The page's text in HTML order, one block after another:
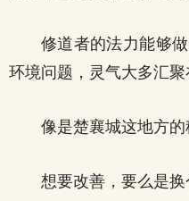
修道者的法力能够
环境问题，灵气大多汇
像是楚襄城这地方
想要改善，要么是换